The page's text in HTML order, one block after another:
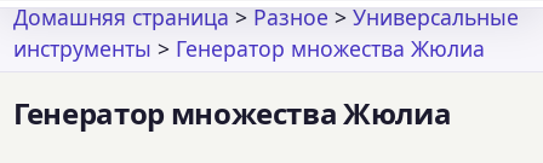
Домашняя страница>Разное>Универсальные
инструменты > Генератор множества Жюлиа
Генератор множества Жюлиа